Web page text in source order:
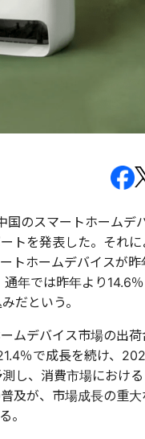
国のスマートホームデ
トを発表した。それに
トホームデバイスが昨
年では昨年より14.6％
だという。
ムデバイス市場の出荷
％で成長を続け、
し、消費市場における
及が、市場成長の重大
。